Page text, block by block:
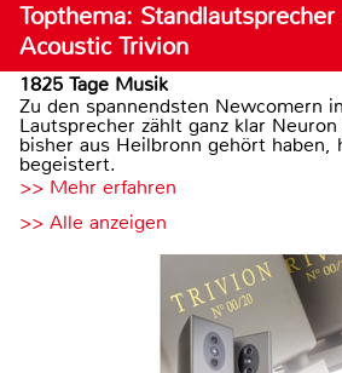
Topthema: Standlautsprecher
Acoustic Trivion
1825 Tage Musik
Zu den spannendsten Newcomern
Lautsprecher zählt ganz klar
bisher aus Heilbronn gehört haben,
begeistert.
>> Mehr erfahren
>> Alle anzeigen